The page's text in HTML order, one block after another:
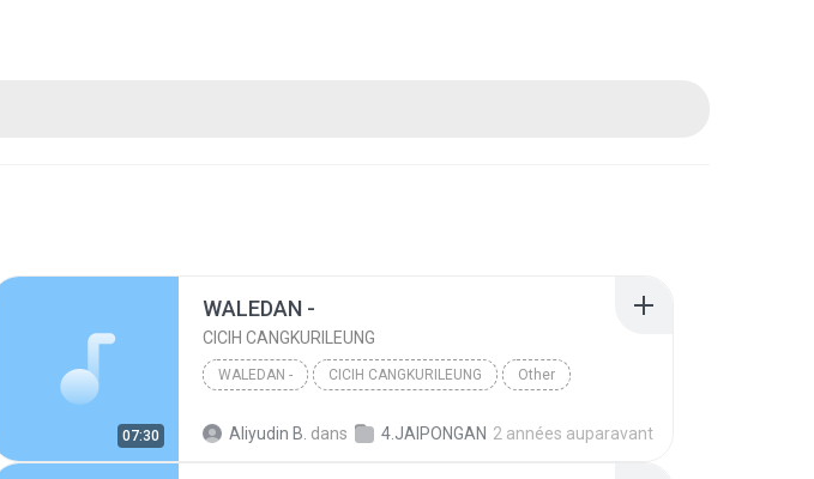
07:30
WALEDAN -
CICIH CANGKURILEUNG
WALEDAN - CICIH CANGKURILEUNG Other
Aliyudin B. dans 4.JAIPONGAN 2 années auparavant